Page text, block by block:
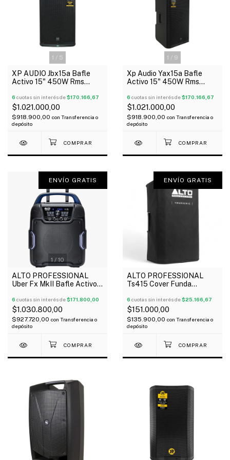
1 / 5
XP AUDIO Jbx15a Bafle
Activo 15" 450W Rms
6 cuotas sin interés de$170.166,67
$1.021.000,00
$918.900,00 con Transferencia o
depósito
1 / 9
Xp Audio Yax15a Bafle
Activo 15" 450W Rms
Yamaha
6 cuotas sin interés de$170.166,67
$1.021.000,00
$918.900,00 con Transferencia o
depósito
1 / 10
ENVÍO GRATIS
ALTO PROFESSIONAL
Uber Fx MkII Bafle Activo
200 Watts
6 cuotas sin interés de$171.800,00
$1.030.800,00
$927.720,00 con Transferencia o
depósito
ENVÍO GRATIS
ALTO PROFESSIONAL
Ts415 Cover Funda
15"
6 cuotas sin interés de$25.166,67
$151.000,00
$135.900,00 con Transferencia o
depósito